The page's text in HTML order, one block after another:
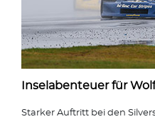
Inselabenteuer für
Starker Auftritt bei den